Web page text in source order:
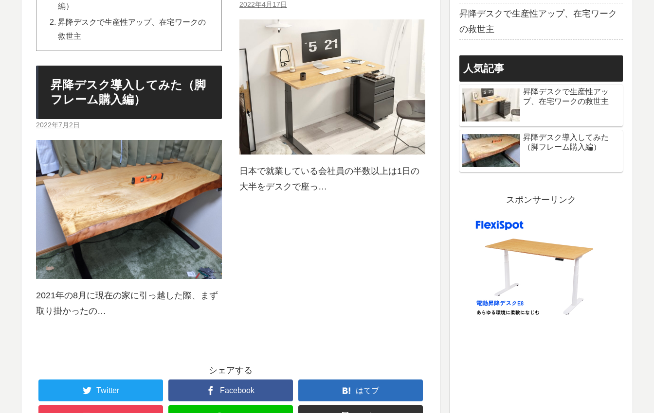
編）
昇降デスクで生産性アップ、在宅ワークの
救世主
昇降デスク導入してみた（脚
フレーム購入編）
2022年7月2日
2021年の8月に現在の家に引っ越した際、まず
取り掛かったの…
2022年4月17日
日本で就業している会社員の半数以上は1日の
大半をデスクで座っ…
シェアする
Twitter Facebook はてブ
昇降デスクで生産性アップ、在宅ワーク
の救世主
人気記事
昇降デスクで生産性アッ
プ、在宅ワークの救世主
昇降デスク導入してみた
（脚フレーム購入編）
スポンサーリンク